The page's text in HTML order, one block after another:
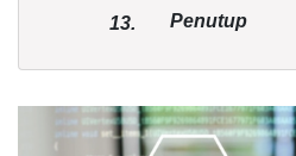
13. Penutup